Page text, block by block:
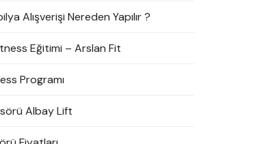
Alışverişi Nereden Yapılır ?
Eğitimi – Arslan Fit
Programı
Albay Lift